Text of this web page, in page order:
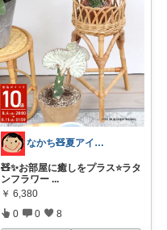
なかち🧸夏アイテム＆便利グッズ✨
🧸✨お部屋に癒しをプラス⭐️ラタ
ンフラワー ...
￥ 6,380
0 0 8